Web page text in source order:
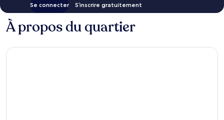
Se connecter S’inscrire gratuitement
À propos du quartier